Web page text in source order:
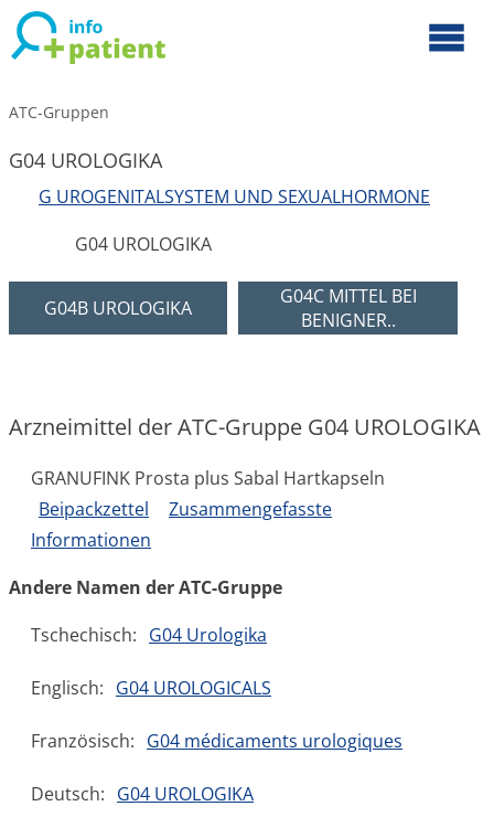
ATC-Gruppen
G04 UROLOGIKA
G UROGENITALSYSTEM UND SEXUALHORMONE
G04 UROLOGIKA
G04B UROLOGIKA
G04C MITTEL BEI
BENIGNER..
Arzneimittel der ATC-Gruppe G04 UROLOGIKA
GRANUFINK Prosta plus Sabal Hartkapseln
Beipackzettel
Zusammengefasste
Informationen
Andere Namen der ATC-Gruppe
Tschechisch: G04 Urologika
Englisch: G04 UROLOGICALS
Französisch: G04 médicaments urologiques
Deutsch: G04 UROLOGIKA